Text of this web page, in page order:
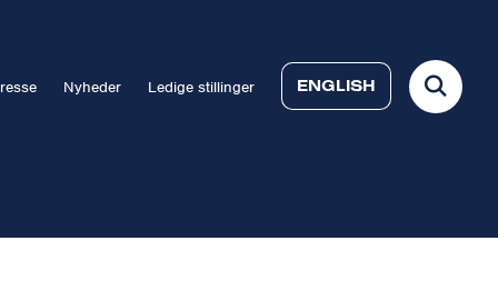
Nyheder Ledige stillinger ENGLISH